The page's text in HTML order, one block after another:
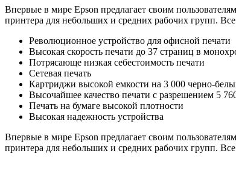
Впервые в мире Epson предлагает своим
принтера для небольших и средних рабочих групп.
Революционное устройство для офисной печати
Высокая скорость печати до 37 страниц в
Потрясающе низкая себестоимость печати
Сетевая печать
Картриджи высокой емкости на 3 000 черно-
Высочайшее качество печати с разрешением 5
Печать на бумаге высокой плотности
Высокая надежность устройства
Впервые в мире Epson предлагает своим
принтера для небольших и средних рабочих групп.